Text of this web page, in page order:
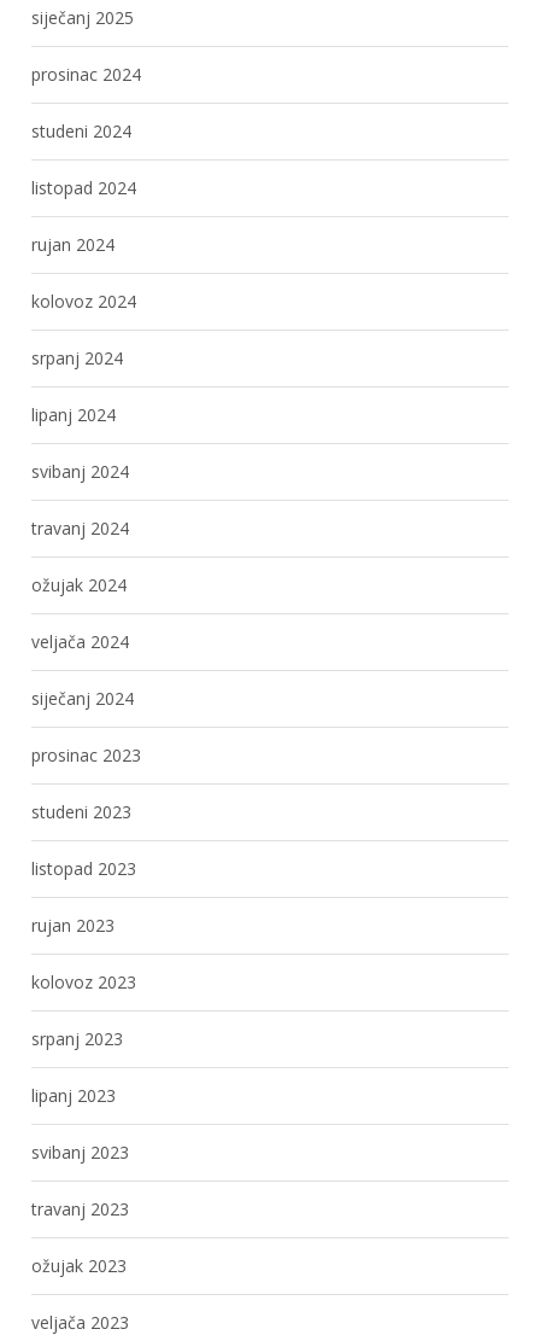
siječanj 2025
prosinac 2024
studeni 2024
listopad 2024
rujan 2024
kolovoz 2024
srpanj 2024
lipanj 2024
svibanj 2024
travanj 2024
ožujak 2024
veljača 2024
siječanj 2024
prosinac 2023
studeni 2023
listopad 2023
rujan 2023
kolovoz 2023
srpanj 2023
lipanj 2023
svibanj 2023
travanj 2023
ožujak 2023
veljača 2023